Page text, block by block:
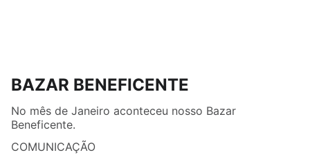
BAZAR BENEFICENTE
No mês de Janeiro aconteceu nosso Bazar
Beneficente.
COMUNICAÇÃO